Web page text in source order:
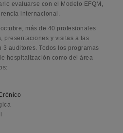
evaluarse con el Modelo EFQM,
internacional.
más de 40 profesionales
presentaciones y visitas a las
auditores. Todos los programas
hospitalización como del área